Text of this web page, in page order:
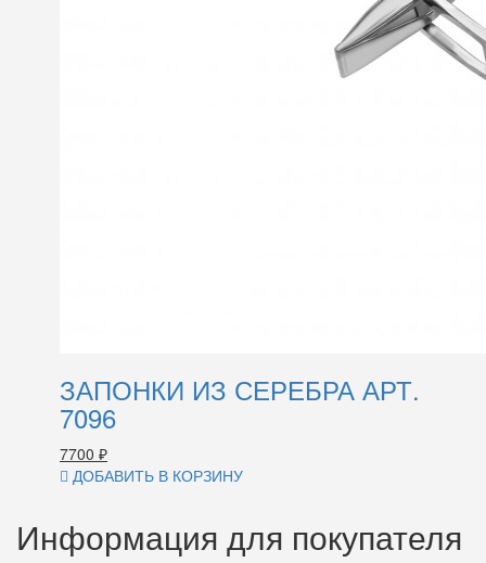
ЗАПОНКИ ИЗ СЕРЕБРА АРТ.
7096
7700 ₽
ДОБАВИТЬ В КОРЗИНУ
Информация для покупателя